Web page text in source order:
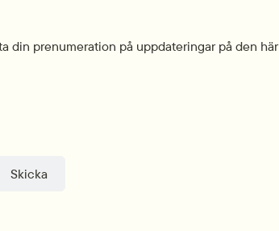
din prenumeration på uppdateringar på den här